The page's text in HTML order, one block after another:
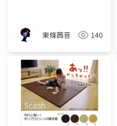
東條茜音 140